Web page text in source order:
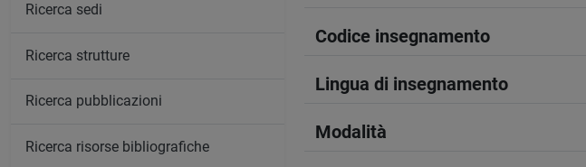
Codice insegnamento
Lingua di insegnamento
Modalità
Ricerca sedi
Ricerca strutture
Ricerca pubblicazioni
Ricerca risorse bibliografiche